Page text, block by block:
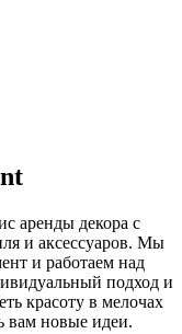
аренды декора с
и аксессуаров. Мы
и работаем над
подход и
красоту в мелочах
вам новые идеи.